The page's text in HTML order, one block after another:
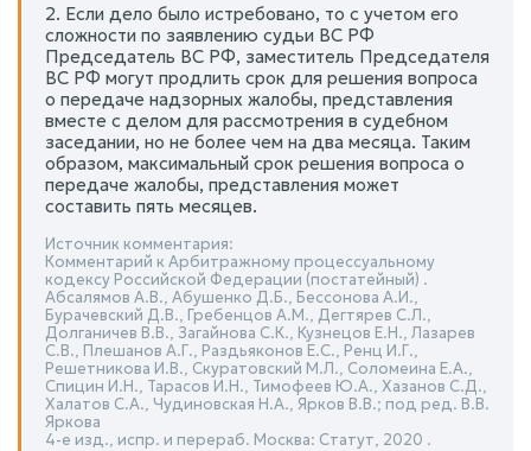
2. Если дело было истребовано, то с учетом его
сложности по заявлению судьи ВС РФ
Председатель ВС РФ, заместитель Председателя
ВС РФ могут продлить срок для решения вопроса
о передаче надзорных жалобы, представления
вместе с делом для рассмотрения в судебном
заседании, но не более чем на два месяца. Таким
образом, максимальный срок решения вопроса о
передаче жалобы, представления может
составить пять месяцев.
Источник комментария:
Комментарий к Арбитражному процессуальному
кодексу Российской Федерации (постатейный) .
Абсалямов А.В., Абушенко Д.Б., Бессонова А.И.,
Бурачевский Д.В., Гребенцов А.М., Дегтярев С.Л.,
Долганичев В.В., Загайнова С.К., Кузнецов Е.Н., Лазарев
С.В., Плешанов А.Г., Раздьяконов Е.С., Ренц И.Г.,
Решетникова И.В., Скуратовский М.Л., Соломеина Е.А.,
Спицин И.Н., Тарасов И.Н., Тимофеев Ю.А., Хазанов С.Д.,
Халатов С.А., Чудиновская Н.А., Ярков В.В.; под ред. В.В.
Яркова
4-е изд., испр. и перераб. Москва: Статут, 2020 .